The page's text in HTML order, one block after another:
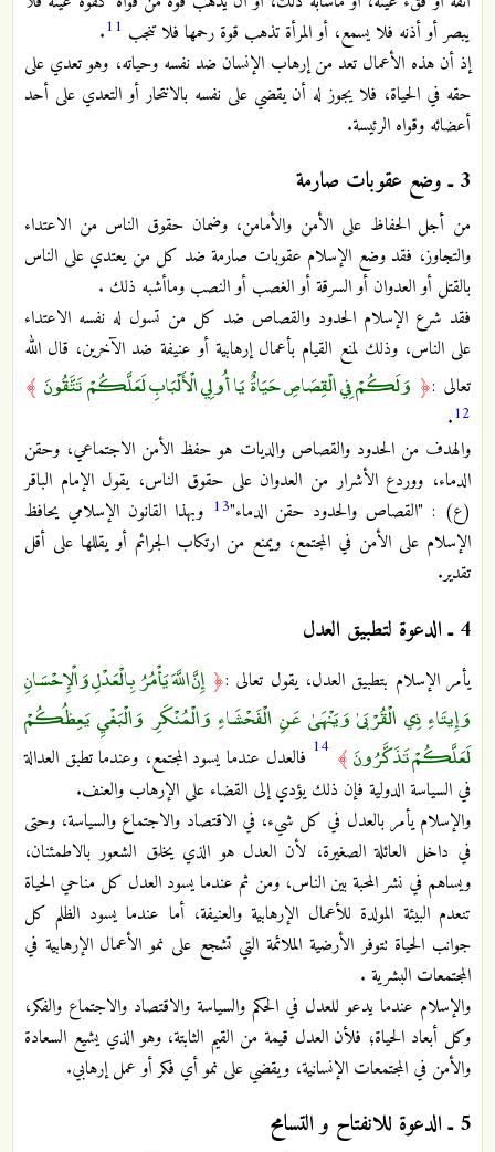
يبصر أو أذنه فلا يسمع، أو المرأة تذهب قوة رحمها فلا تنجب 11
.
إذ أن هذه الأعمال تعد من إرهاب الإنسان ضد نفسه وحياته، وهو تعدي على
حقه في الحياة، فلا يجوز له أن يقضي على نفسه بالانتحار أو التعدي على أحد
أعضائه وقواه الرئيسة.
3 ـ وضع عقوبات صارمة
من أجل الحفاظ على الأمن والأمامن، وضمان حقوق الناس من الاعتداء
والتجاوز، فقد وضع الإسلام عقوبات صارمة ضد كل من يعتدي على الناس
بالقتل أو العدوان أو السرقة أو الغصب أو النصب وماأشبه ذلك .
فقد شرع الإسلام الحدود والقصاص ضد كل من تسول له نفسه الاعتداء
على الناس، وذلك لمنع القيام بأعمال إرهابية أو عنيفة ضد الآخرين، قال الله
تعالى :﴿ وَلَكُمْ فِي الْقِصَاصِ حَيَاةٌ يَا أُولِي الْأَلْبَابِ لَعَلَّكُمْ تَتَّقُونَ﴾
12
.
والهدف من الحدود والقصاص والديات هو حفظ الأمن الاجتماعي، وحقن
الدماء، ووردع الأشرار من العدوان على حقوق الناس، يقول الإمام الباقر
(ع) : "القصاص والحدود حقن الدماء"13 وبهذا القانون الإسلامي يحافظ
الإسلام على الأمن في المجتمع، ويمنع من ارتكاب الجرائم أو يقللها على أقل
تقدير.
4 ـ الدعوة لتطبيق العدل
يأمر الإسلام بتطبيق العدل، يقول تعالى :﴿ إِنَّ اللَّهَ يَأْمُرُ بِالْعَدْلِ وَالْإِحْسَانِ
وَإِيتَاءِ ذِي الْقُرْبَىٰ وَيَنْهَىٰ عَنِ الْفَحْشَاءِ وَالْمُنْكَرِ وَالْبَغْيِ يَعِظُكُمْ
لَعَلَّكُمْ تَذَكَّرُونَ﴾ 14 فالعدل عندما يسود المجتمع، وعندما تطبق العدالة
في السياسة الدولية فإن ذلك يؤدي إلى القضاء على الإرهاب والعنف.
والإسلام يأمر بالعدل في كل شيء، في الاقتصاد والاجتماع والسياسة، وحتى
في داخل العائلة الصغيرة، لأن العدل هو الذي يخلق الشعور بالاطمئنان،
ويساهم في نشر المحبة بين الناس، ومن ثم عندما يسود العدل كل مناحي الحياة
تنعدم البيئة المولدة للأعمال الإرهابية والعنيفة، أما عندما يسود الظلم كل
جوانب الحياة تتوفر الأرضية الملائمة التي تشجع على نمو الأعمال الإرهابية في
المجتمعات البشرية .
والإسلام عندما يدعو للعدل في الحكم والسياسة والاقتصاد والاجتماع والفكر،
وكل أبعاد الحياة؛ فلأن العدل قيمة من القيم الثابتة، وهو الذي يشيع السعادة
والأمن في المجتمعات الإنسانية، ويقضي على نمو أي فكر أو عمل إرهابي.
5 ـ الدعوة للانفتاح و التسامح